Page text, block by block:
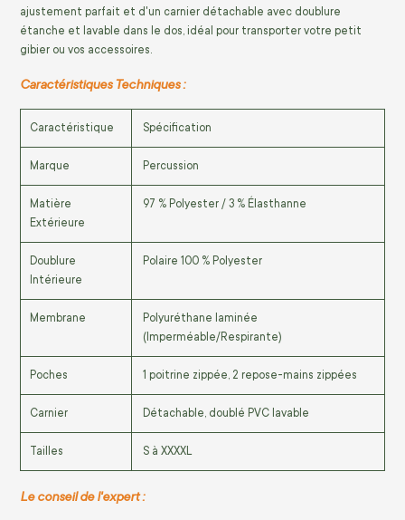
ajustement parfait et d'un carnier détachable avec doublure
étanche et lavable dans le dos, idéal pour transporter votre petit
gibier ou vos accessoires.
Caractéristiques Techniques :
Caractéristique Spécification
Marque Percussion
Matière
Extérieure
97 % Polyester / 3 % Élasthanne
Doublure
Intérieure
Polaire 100 % Polyester
Membrane
Polyuréthane laminée
(Imperméable/Respirante)
Poches 1 poitrine zippée, 2 repose-mains zippées
Carnier Détachable, doublé PVC lavable
Tailles S à XXXXL
Le conseil de l'expert :